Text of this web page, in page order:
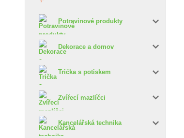
Potravinové produkty
Dekorace a domov
Trička s potiskem
Zvířecí mazlíčci
Kancelářská technika